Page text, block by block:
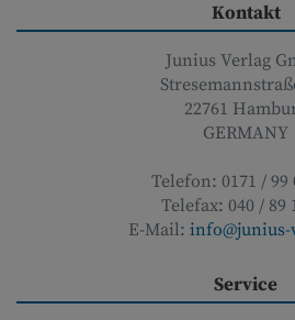
Kontakt
Junius Verlag
22761
GERMANY
Telefon: 0171 / 99
Telefax: 040 / 89
E-Mail: info@junius-
Service